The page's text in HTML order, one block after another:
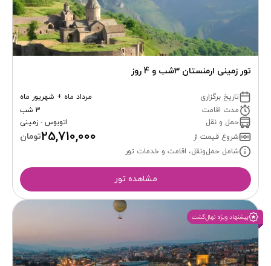
تور زمینی ارمنستان 3شب و 4 روز
تاریخ برگزاری
مرداد ماه + شهریور ماه
مدت اقامت
3 شب
حمل و نقل
اتوبوس - زمینی
شروع قیمت از
25,710,000تومان
شامل حمل‌ونقل، اقامت و خدمات تور
مشاهده تور
پیشنهاد ویژه نهال‌گشت